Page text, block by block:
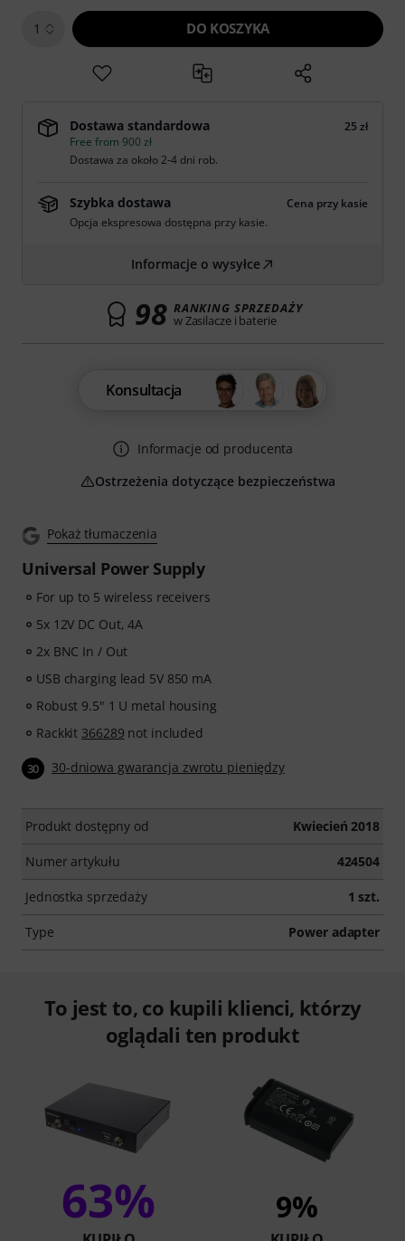
Pokaż tłumaczenia
Universal Power Supply
For up to 5 wireless receivers
5x 12V DC Out, 4A
2x BNC In / Out
USB charging lead 5V 850 mA
Robust 9.5" 1 U metal housing
Rackkit 366289 not included
30 30-dniowa gwarancja zwrotu pieniędzy
Produkt dostępny od Kwiecień 2018
Numer artykułu 424504
Jednostka sprzedaży 1 szt.
Type Power adapter
1 DO KOSZYKA
Dostawa standardowa
25 zł
Free from 900 zł
Dostawa za około 2-4 dni rob.
Szybka dostawa
Cena przy kasie
Opcja ekspresowa dostępna przy kasie.
Informacje o wysyłce
98 RANKING SPRZEDAŻY
w Zasilacze i baterie
Konsultacja
Informacje od producenta
Ostrzeżenia dotyczące bezpieczeństwa
To jest to, co kupili klienci, którzy
oglądali ten produkt
63% 9%